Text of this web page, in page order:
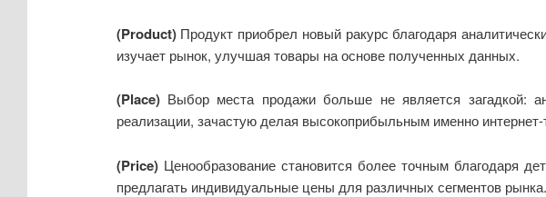
(Product)Продукт приобрел новый ракурс благодаря
изучает рынок, улучшая товары на основе полученных данных.
(Place)Выбор места продажи больше не является загадкой:
реализации, зачастую делая высокоприбыльным именно интернет-
(Price)Ценообразование становится более точным благодаря
предлагать индивидуальные цены для различных сегментов рынка.